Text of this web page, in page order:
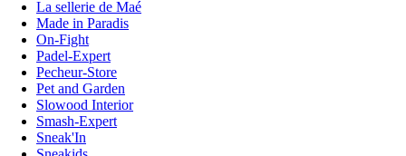
La sellerie de Maé
Made in Paradis
On-Fight
Padel-Expert
Pecheur-Store
Pet and Garden
Slowood Interior
Smash-Expert
Sneak'In